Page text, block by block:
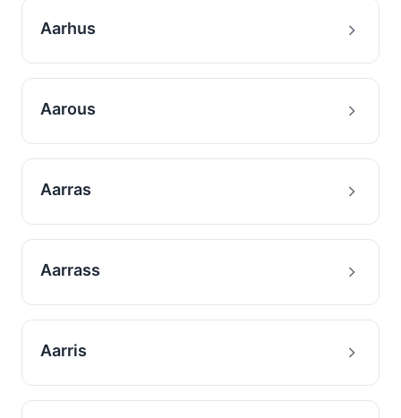
Aarhus
Aarous
Aarras
Aarrass
Aarris